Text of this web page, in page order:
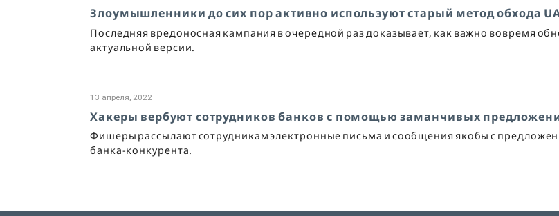
Злоумышленники до сих пор активно используют старый метод обхода
Последняя вредоносная кампания в очередной раз доказывает, как важно вовремя
актуальной версии.
13 апреля, 2022
Хакеры вербуют сотрудников банков с помощью заманчивых
Фишеры рассылают сотрудникам электронные письма и сообщения якобы с
банка-конкурента.